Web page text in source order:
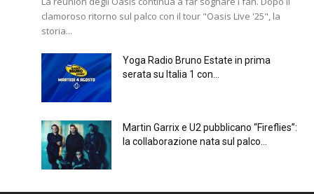
clamoroso ritorno sul palco con il tour "Oasis Live '25", la
storia...
Yoga Radio Bruno Estate in prima
serata su Italia 1 con...
Martin Garrix e U2 pubblicano “Fireflies”:
la collaborazione nata sul palco...